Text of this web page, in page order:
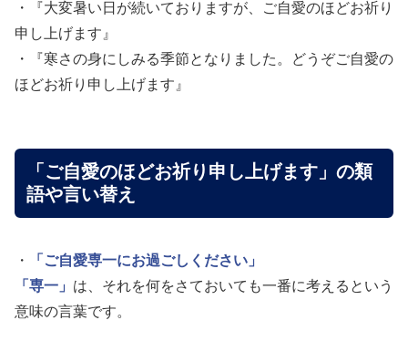
・『大変暑い日が続いておりますが、ご自愛のほどお祈り
申し上げます』
・『寒さの身にしみる季節となりました。どうぞご自愛の
ほどお祈り申し上げます』
「ご自愛のほどお祈り申し上げます」の類
語や言い替え
・
「ご自愛専一にお過ごしください」
「専一」 は、それを何をさておいても一番に考えるという
意味の言葉です。